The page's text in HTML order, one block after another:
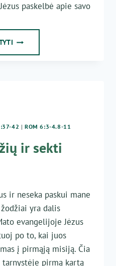
paskelbė apie savo
13
42 | ROM 6:3-4.8-11
ir sekti
ir neseka paskui mane
yra dalis
evangelijoje Jėzus
po to, kai juos
į pirmąją misiją. Čia
tarnystėje pirmą kartą